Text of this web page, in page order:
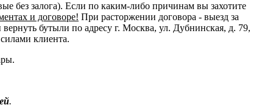
без залога). Если по каким-либо причинам вы захотите
и договоре! При расторжении договора - выезд за
бутыли по адресу г. Москва, ул. Дубнинская, д. 79,
клиента.
.